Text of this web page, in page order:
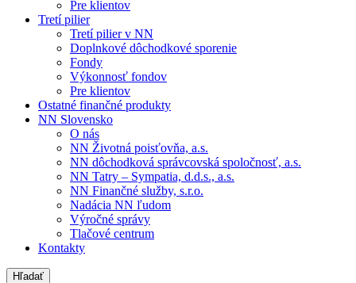
Pre klientov
Tretí pilier
Tretí pilier v NN
Doplnkové dôchodkové sporenie
Fondy
Výkonnosť fondov
Pre klientov
Ostatné finančné produkty
NN Slovensko
O nás
NN Životná poisťovňa, a.s.
NN dôchodková správcovská spoločnosť, a.s.
NN Tatry – Sympatia, d.d.s., a.s.
NN Finančné služby, s.r.o.
Nadácia NN ľudom
Výročné správy
Tlačové centrum
Kontakty
Hľadať